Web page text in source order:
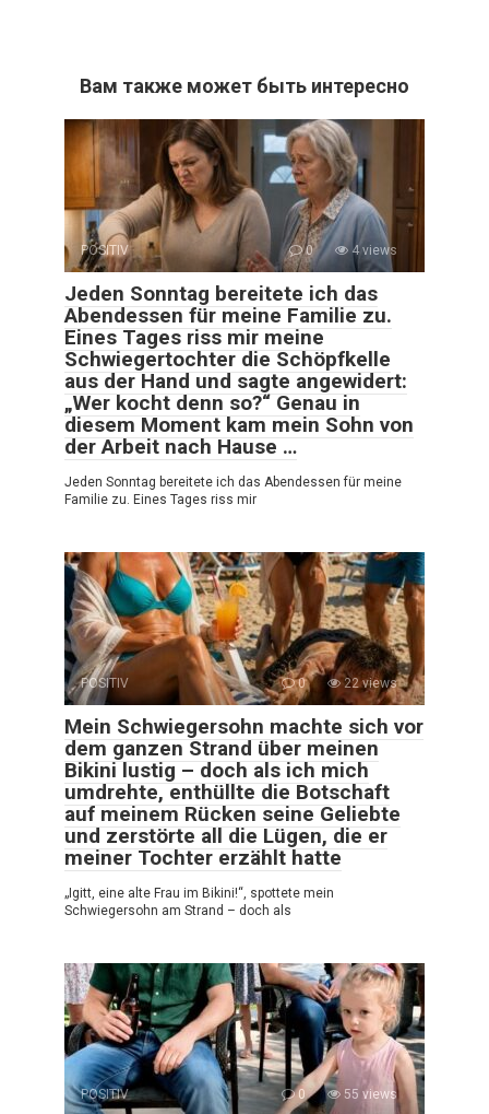
Вам также может быть интересно
POSITIV 0 4 views
Jeden Sonntag bereitete ich das
Abendessen für meine Familie zu.
Eines Tages riss mir meine
Schwiegertochter die Schöpfkelle
aus der Hand und sagte angewidert:
„Wer kocht denn so?“ Genau in
diesem Moment kam mein Sohn von
der Arbeit nach Hause …
Jeden Sonntag bereitete ich das Abendessen für meine
Familie zu. Eines Tages riss mir
POSITIV 0 22 views
Mein Schwiegersohn machte sich vor
dem ganzen Strand über meinen
Bikini lustig – doch als ich mich
umdrehte, enthüllte die Botschaft
auf meinem Rücken seine Geliebte
und zerstörte all die Lügen, die er
meiner Tochter erzählt hatte
„Igitt, eine alte Frau im Bikini!“, spottete mein
Schwiegersohn am Strand – doch als
POSITIV 0 55 views